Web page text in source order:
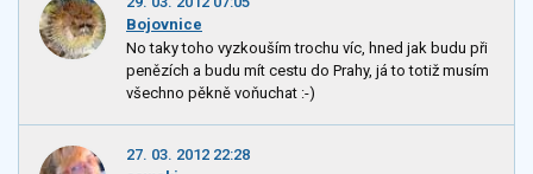
Bojovnice
No taky toho vyzkouším trochu víc, hned jak budu při
penězích a budu mít cestu do Prahy, já to totiž musím
všechno pěkně voňuchat :-)
27. 03. 2012 22:28